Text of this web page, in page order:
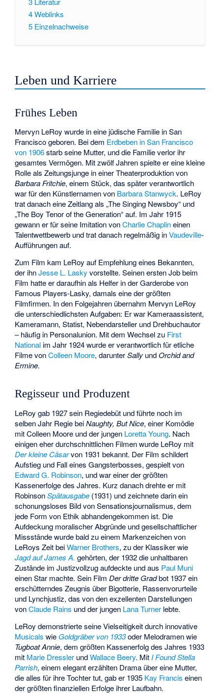
4Weblinks
5 Einzelnachweise
Leben und Karriere
Frühes Leben
Mervyn LeRoy wurde in eine jüdische Familie in San
Francisco geboren. Bei dem Erdbeben in San Francisco
von 1906starb seine Mutter, und die Familie verlor ihr
gesamtes Vermögen. Mit zwölf Jahren spielte er eine kleine
Rolle als Zeitungsjunge in einer Theaterproduktion von
Barbara Fritchie, einem Stück, das später verantwortlich
war für den Künstlernamen von Barbara Stanwyck. LeRoy
trat danach eine Zeitlang als „The Singing Newsboy“ und
„The Boy Tenor of the Generation“ auf. Im Jahr 1915
gewann er für seine Imitation vonCharlie Chaplineinen
Talentwettbewerb und trat danach regelmäßig inVaudeville-
Aufführungen auf.
Zum Film kam LeRoy auf Empfehlung eines Bekannten,
der ihnJesse L. Lasky vorstellte. Seinen ersten Job beim
Film hatte er daraufhin als Helfer in der Garderobe von
Famous Players-Lasky, damals eine der größten
Filmfirmen. In den Folgejahren übernahm Mervyn LeRoy
die unterschiedlichsten Aufgaben: Er war Kameraassistent,
Kameramann, Statist, Nebendarsteller und Drehbuchautor
– häufig in Personalunion. Mit dem Wechsel zu First
National im Jahr 1924 wurde er verantwortlich für etliche
Filme vonColleen Moore, darunterSally undOrchid and
Ermine.
Regisseur und Produzent
LeRoy gab 1927 sein Regiedebüt und führte noch im
selben Jahr Regie beiNaughty, But Nice, einer Komödie
mit Colleen Moore und der jungen Loretta Young. Nach
einigen eher durchschnittlichen Filmen wurde LeRoy mit
Der kleine Cäsarvon 1931 bekannt. Der Film schildert
Aufstieg und Fall eines Gangsterbosses, gespielt von
Edward G. Robinson, und war einer der größten
Kassenerfolge des Jahres. Kurz danach drehte er mit
RobinsonSpätausgabe (1931) und zeichnete darin ein
schonungsloses Bild von Sensationsjournalismus, dem
jede Form von Ethik abhandengekommen ist. Die
Aufdeckung moralischer Abgründe und gesellschaftlicher
Missstände wurde bald zu einem Markenzeichen von
LeRoys Zeit beiWarner Brothers, zu der Klassiker wie
Jagd auf James A. gehörten, der 1932 die unhaltbaren
Zustände im Justizvollzug aufdeckte und aus Paul Muni
einen Star machte. Sein FilmDer dritte Gradbot 1937 ein
erschütterndes Zeugnis über Bigotterie, Rassenvorurteile
und Lynchjustiz, das von den exzellenten Darstellungen
vonClaude Rains und der jungen Lana Turner lebte.
LeRoy demonstrierte seine Vielseitigkeit durch innovative
Musicals wie Goldgräber von 1933oder Melodramen wie
Tugboat Annie, dem größten Kassenerfolg des Jahres 1933
mit Marie Dressler undWallace Beery. Mit I Found Stella
Parrish, einem elegant erzählten Drama über eine Mutter,
die alles für ihre Tochter tut, gab er 1935 Kay Francis einen
der größten finanziellen Erfolge ihrer Laufbahn.